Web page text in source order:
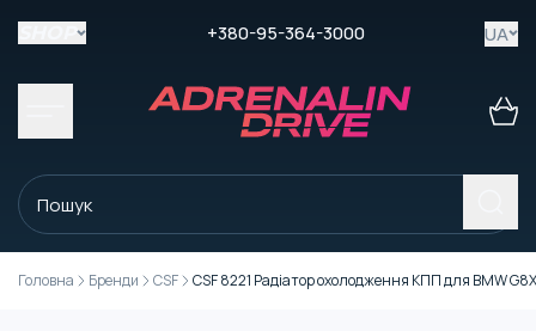
+380-95-364-3000 UA
Головна Бренди CSF CSF 8221 Радіатор охолодження КПП для BMW